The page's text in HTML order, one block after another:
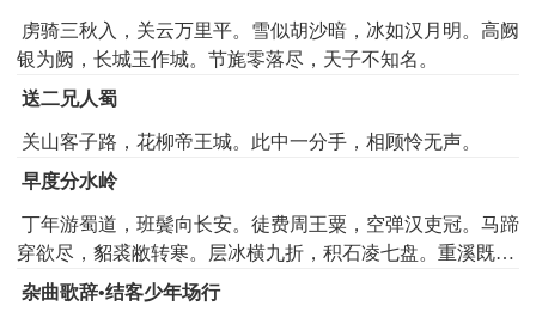
虏骑三秋入，关云万里平。雪似胡沙暗，冰如汉月明。高阙
银为阙，长城玉作城。节旄零落尽，天子不知名。
送二兄人蜀
关山客子路，花柳帝王城。此中一分手，相顾怜无声。
早度分水岭
丁年游蜀道，班鬓向长安。徒费周王粟，空弹汉吏冠。马蹄
穿欲尽，貂裘敝转寒。层冰横九折，积石凌七盘。重溪既下
漱，峻峰亦上干。陇头闻戍鼓，岭外咽飞湍。瑟瑟松风急，
杂曲歌辞•结客少年场行